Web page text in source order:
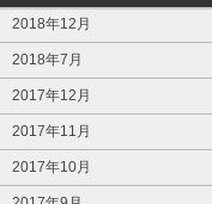
2018年12月
2018年7月
2017年12月
2017年11月
2017年10月